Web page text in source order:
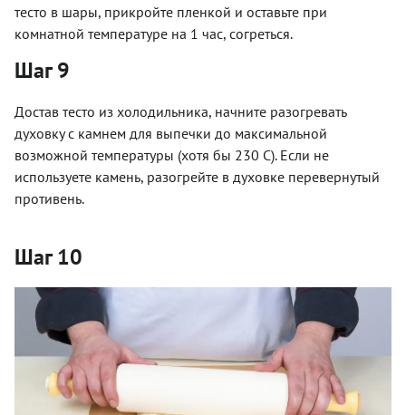
тесто в шары, прикройте пленкой и оставьте при
комнатной температуре на 1 час, согреться.
Шаг 9
Достав тесто из холодильника, начните разогревать
духовку с камнем для выпечки до максимальной
возможной температуры (хотя бы 230 С). Если не
используете камень, разогрейте в духовке перевернутый
противень.
Шаг 10